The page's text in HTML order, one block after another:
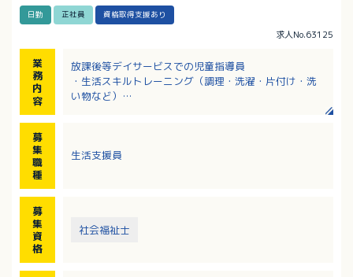
日勤 正社員 資格取得支援あり
求人No.63125
業
務
内
容
放課後等デイサービスでの児童指導員
・生活スキルトレーニング（調理・洗濯・片付け・洗
い物など）
募
集
職
種
生活支援員
募
集
資
格
社会福祉士